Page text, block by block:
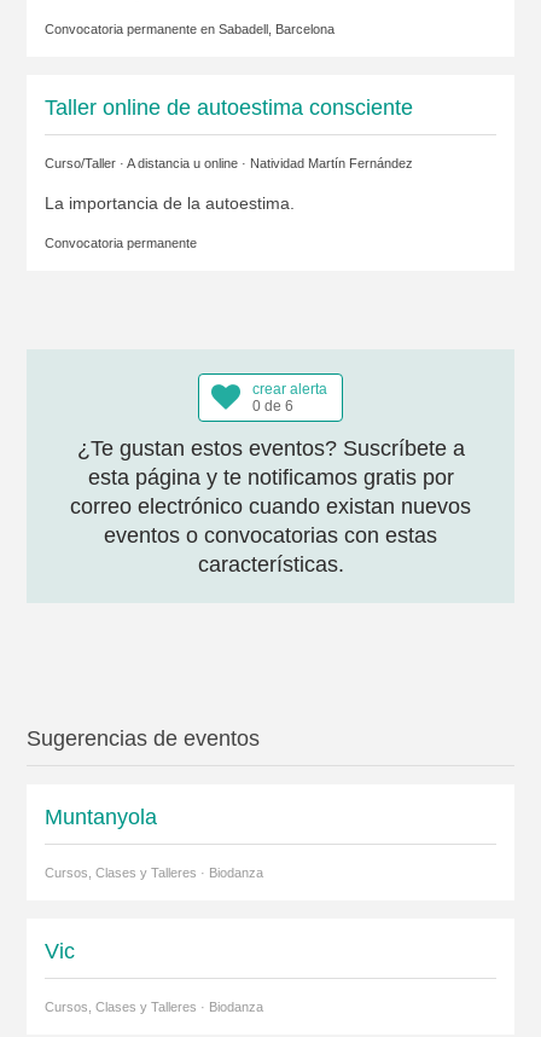
Convocatoria permanente en Sabadell, Barcelona
Taller online de autoestima consciente
Curso/Taller · A distancia u online · Natividad Martín Fernández
La importancia de la autoestima.
Convocatoria permanente
crear alerta
0 de 6
¿Te gustan estos eventos? Suscríbete a
esta página y te notificamos gratis por
correo electrónico cuando existan nuevos
eventos o convocatorias con estas
características.
Sugerencias de eventos
Muntanyola
Cursos, Clases y Talleres · Biodanza
Vic
Cursos, Clases y Talleres · Biodanza